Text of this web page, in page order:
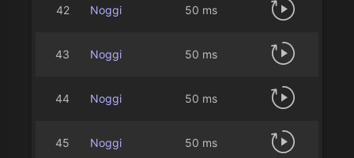
42 Noggi 50 ms
43 Noggi 50 ms
44 Noggi 50 ms
45 Noggi 50 ms